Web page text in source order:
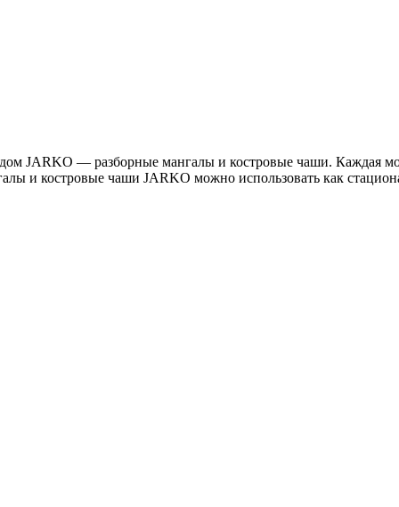
JARKO — разборные мангалы и костровые чаши. Каждая
и костровые чаши JARKO можно использовать как